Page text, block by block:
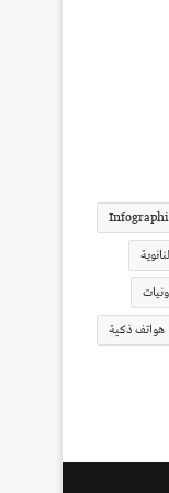
هواتف ذكية